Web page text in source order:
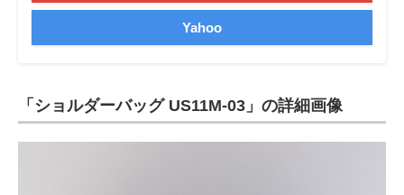
Yahoo
「ショルダーバッグ US11M-03」の詳細画像